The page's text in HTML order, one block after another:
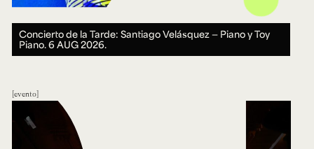
Concierto de la Tarde: Santiago Velásquez — Piano y Toy
Piano.6 AUG 2026.
evento